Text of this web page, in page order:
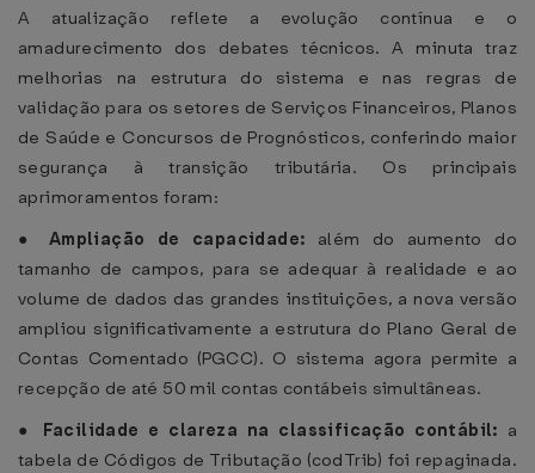
A atualização reflete a evolução contínua e o
amadurecimento dos debates técnicos. A minuta traz
melhorias na estrutura do sistema e nas regras de
validação para os setores de Serviços Financeiros, Planos
de Saúde e Concursos de Prognósticos, conferindo maior
segurança à transição tributária. Os principais
aprimoramentos foram:
● Ampliação de capacidade: além do aumento do
tamanho de campos, para se adequar à realidade e ao
volume de dados das grandes instituições, a nova versão
ampliou significativamente a estrutura do Plano Geral de
Contas Comentado (PGCC). O sistema agora permite a
recepção de até 50 mil contas contábeis simultâneas.
●
Facilidade e clareza na classificação contábil: a
tabela de Códigos de Tributação (codTrib) foi repaginada.